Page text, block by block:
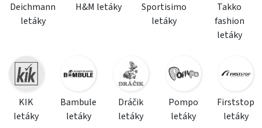
Deichmann
letáky
H&M letáky
Sportisimo
letáky
Takko
fashion
letáky
KIK
letáky
Bambule
letáky
Dráčik
letáky
Pompo
letáky
Firststop
letáky